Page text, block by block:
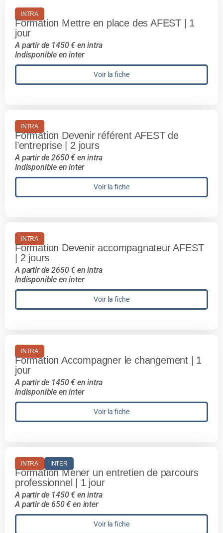
INTRA
Formation Mettre en place des AFEST | 1
jour
A partir de 1450 € en intra
Indisponible en inter
Voir la fiche
INTRA
Formation Devenir référent AFEST de
l’entreprise | 2 jours
A partir de 2650 € en intra
Indisponible en inter
Voir la fiche
INTRA
Formation Devenir accompagnateur AFEST
| 2 jours
A partir de 2650 € en intra
Indisponible en inter
Voir la fiche
INTRA
Formation Accompagner le changement | 1
jour
A partir de 1450 € en intra
Indisponible en inter
Voir la fiche
INTRA INTER
Formation Mener un entretien de parcours
professionnel | 1 jour
A partir de 1450 € en intra
A partir de 650 € en inter
Voir la fiche